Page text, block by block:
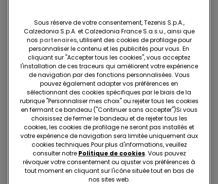
2+1 offert
5 Couleurs
Collant Voile 20 Deniers
Appearance
2,99 €
2+1 offert
5 Couleurs
Collant Voile 20 Deniers
Appearance
2,99 €
Sous réserve de votre consentement, Tezenis S.p.A.,
Calzedonia S.p.A. et Calzedonia France S.a.s.u., ainsi que
nos partenaires, utilisent des cookies de profilage pour
personnaliser le contenu et les publicités pour vous. En
cliquant sur "Accepter tous les cookies", vous acceptez
l'installation de ces traceurs qui améliorent votre expérience
de navigation par des fonctions personnalisées. Vous
pouvez également adapter vos préférences en
sélectionnant des cookies spécifiques par le biais de la
rubrique "Personnaliser mes choix" ou rejeter tous les cookies
en fermant ce bandeau ("Continuer sans accepter")​Si vous
choisissez de fermer le bandeau et de rejeter tous les
cookies, les cookies de profilage ne seront pas installés et
votre expérience de navigation sera limitée uniquement aux
cookies techniques.​Pour plus d'informations, veuillez
consulter notre Politique de cookies. Vous pouvez
révoquer votre consentement ou ajuster vos préférences à
tout moment en cliquant sur l'icône située tout en bas de
nos sites web.